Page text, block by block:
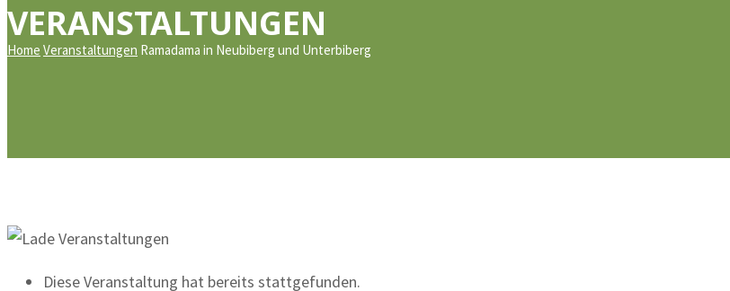
VERANSTALTUNGEN
Home Veranstaltungen Ramadama in Neubiberg und Unterbiberg
Diese Veranstaltung hat bereits stattgefunden.